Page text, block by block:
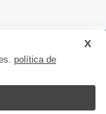
Variedades
política de